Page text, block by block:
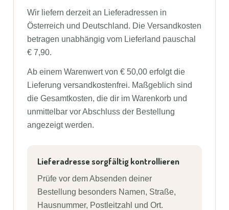
Wir liefern derzeit an Lieferadressen in
Österreich und Deutschland. Die Versandkosten
betragen unabhängig vom Lieferland pauschal
€ 7,90.
Ab einem Warenwert von € 50,00 erfolgt die
Lieferung versandkostenfrei. Maßgeblich sind
die Gesamtkosten, die dir im Warenkorb und
unmittelbar vor Abschluss der Bestellung
angezeigt werden.
Lieferadresse sorgfältig kontrollieren
Prüfe vor dem Absenden deiner
Bestellung besonders Namen, Straße,
Hausnummer, Postleitzahl und Ort.